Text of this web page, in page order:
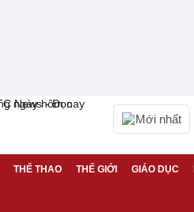
Mới nhất
THỂ THAO THẾ GIỚI GIÁO DỤC